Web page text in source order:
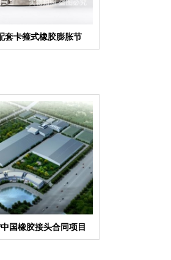
套卡箍式橡胶膨胀节
国橡胶接头合同项目